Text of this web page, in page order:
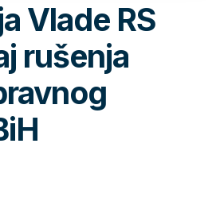
Vlade RS
rušenja